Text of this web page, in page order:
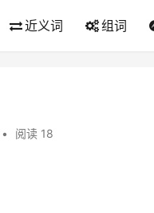
近义词 组词
• 阅读 18